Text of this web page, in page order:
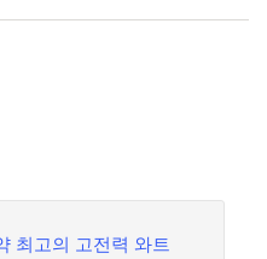
최고의 고전력 와트